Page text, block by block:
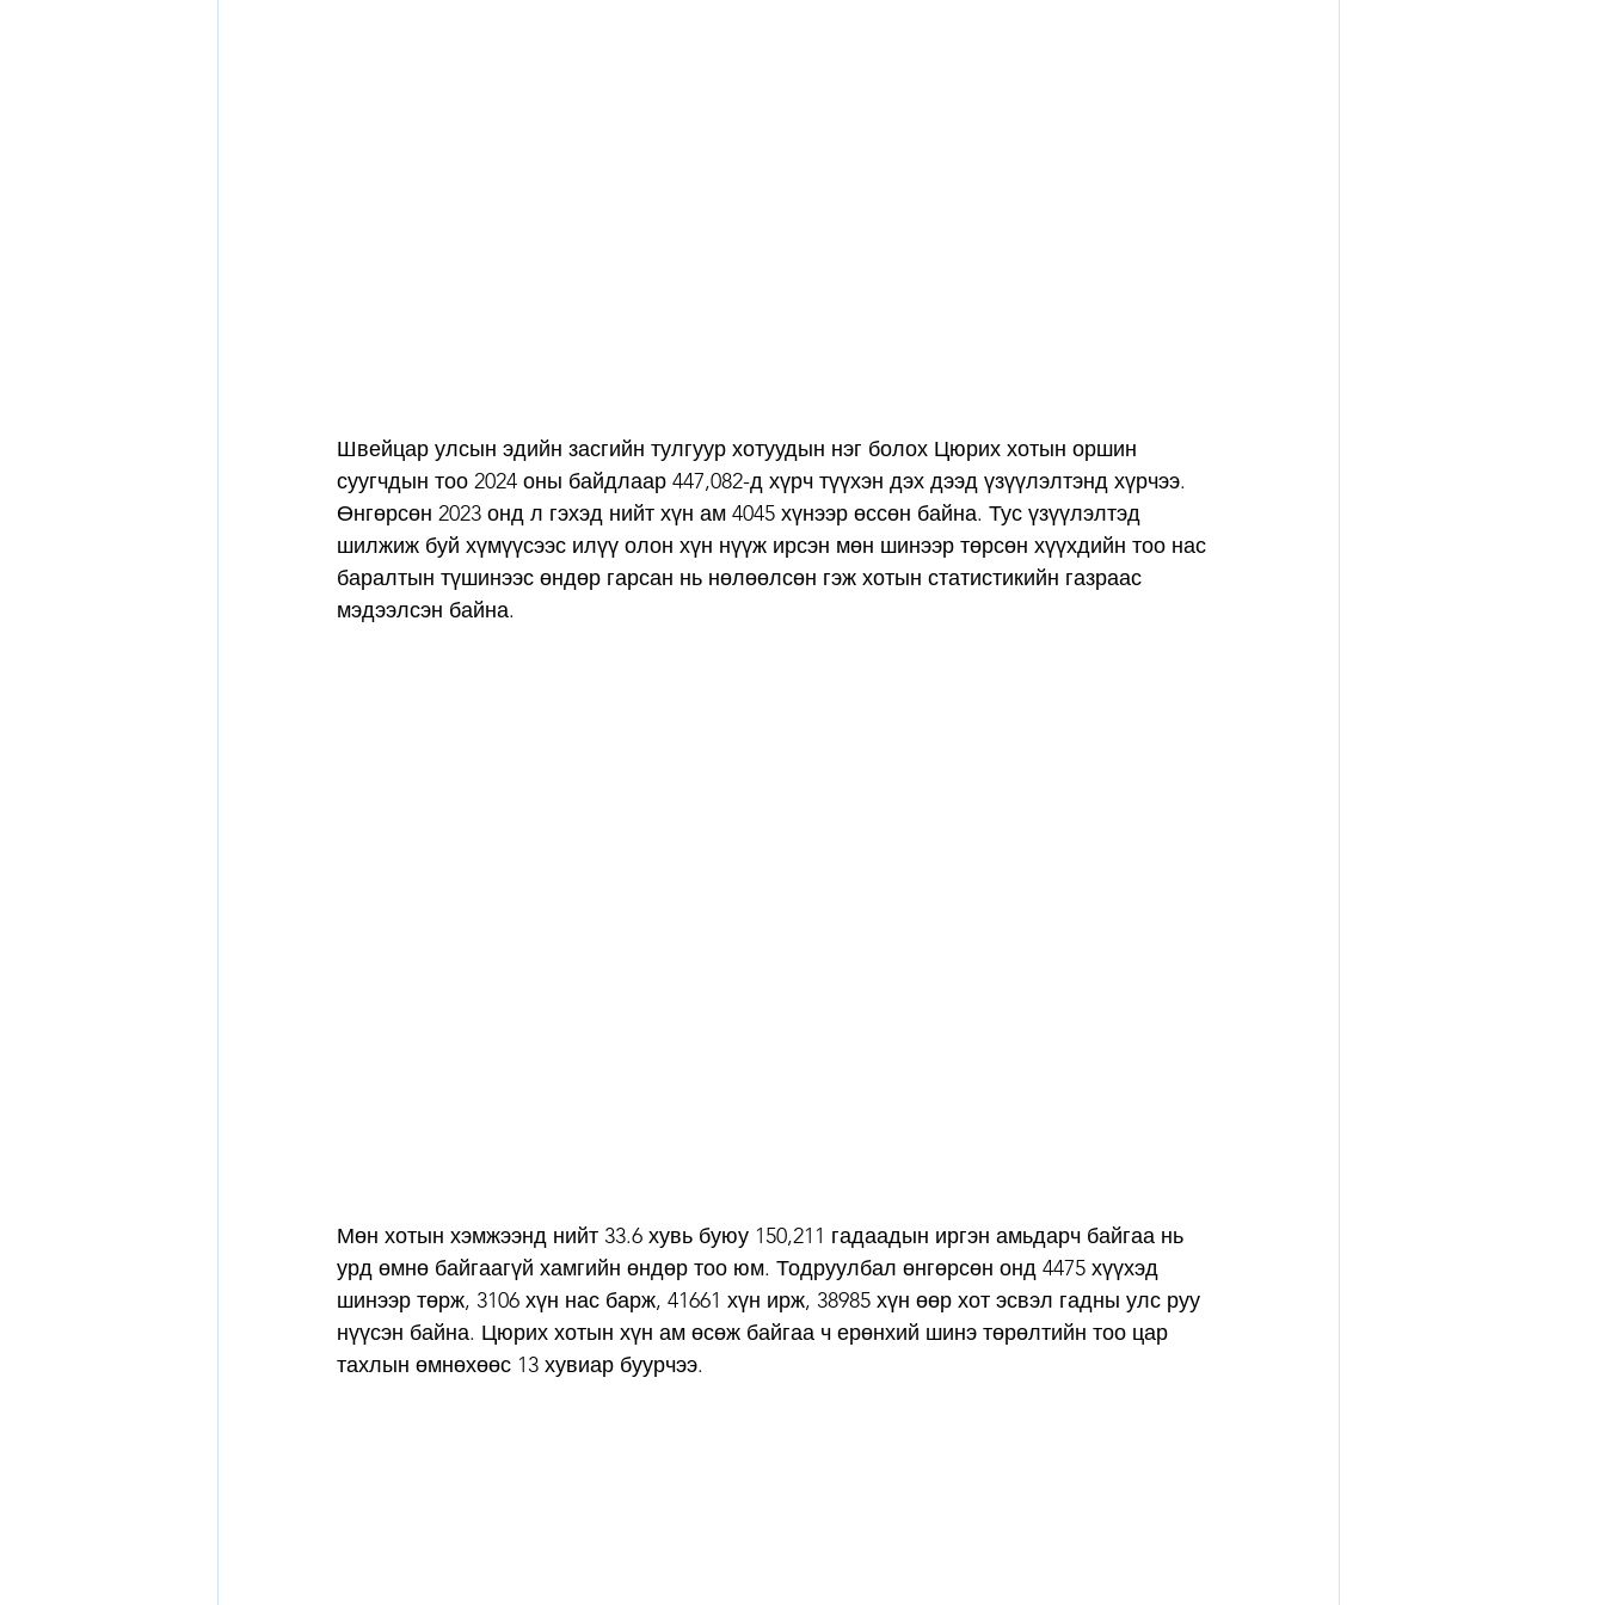
Швейцар улсын эдийн засгийн тулгуур хотуудын нэг болох Цюрих хотын оршин
суугчдын тоо 2024 оны байдлаар 447,082-д хүрч түүхэн дэх дээд үзүүлэлтэнд хүрчээ.
Өнгөрсөн 2023 онд л гэхэд нийт хүн ам 4045 хүнээр өссөн байна. Тус үзүүлэлтэд
шилжиж буй хүмүүсээс илүү олон хүн нүүж ирсэн мөн шинээр төрсөн хүүхдийн тоо нас
баралтын түшинээс өндөр гарсан нь нөлөөлсөн гэж хотын статистикийн газраас
мэдээлсэн байна.
Мөн хотын хэмжээнд нийт 33.6 хувь буюу 150,211 гадаадын иргэн амьдарч байгаа нь
урд өмнө байгаагүй хамгийн өндөр тоо юм. Тодруулбал өнгөрсөн онд 4475 хүүхэд
шинээр төрж, 3106 хүн нас барж, 41661 хүн ирж, 38985 хүн өөр хот эсвэл гадны улс руу
нүүсэн байна. Цюрих хотын хүн ам өсөж байгаа ч ерөнхий шинэ төрөлтийн тоо цар
тахлын өмнөхөөс 13 хувиар буурчээ.